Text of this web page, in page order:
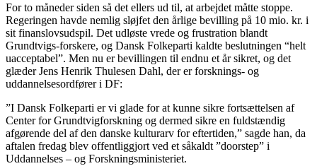
For to måneder siden så det ellers ud til, at arbejdet måtte stoppe.
Regeringen havde nemlig sløjfet den årlige bevilling på 10 mio. kr. i
sit finanslovsudspil. Det udløste vrede og frustration blandt
Grundtvigs-forskere, og Dansk Folkeparti kaldte beslutningen “helt
uacceptabel”. Men nu er bevillingen til endnu et år sikret, og det
glæder Jens Henrik Thulesen Dahl, der er forsknings- og
uddannelsesordfører i DF:
”I Dansk Folkeparti er vi glade for at kunne sikre fortsættelsen af
Center for Grundtvigforskning og dermed sikre en fuldstændig
afgørende del af den danske kulturarv for eftertiden,” sagde han, da
aftalen fredag blev offentliggjort ved et såkaldt ”doorstep” i
Uddannelses – og Forskningsministeriet.